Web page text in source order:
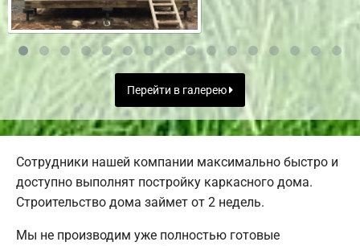
Перейти в галерею
Сотрудники нашей компании максимально быстро и
доступно выполнят постройку каркасного дома.
Строительство дома займет от 2 недель.
Мы не производим уже полностью готовые